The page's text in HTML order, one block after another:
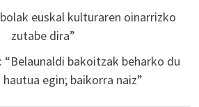
euskal kulturaren oinarrizko
zutabe dira”
“Belaunaldi bakoitzak beharko du
hautua egin; baikorra naiz”